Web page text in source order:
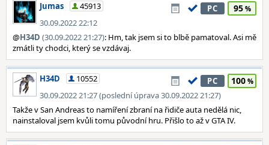
Jumas
45913
30.09.2022 22:12
PC 95
@H34D (30.09.2022 21:27): Hm, tak jsem si to blbě pamatoval. Asi mě
zmátli ty chodci, který se vzdávaj.
H34D
10552
30.09.2022 21:27 (poslední úprava 30.09.2022 21:27)
PC 100
Takže v San Andreas to namíření zbraní na řidiče auta nedělá nic,
nainstaloval jsem kvůli tomu původní hru. Přišlo to až v GTA IV.